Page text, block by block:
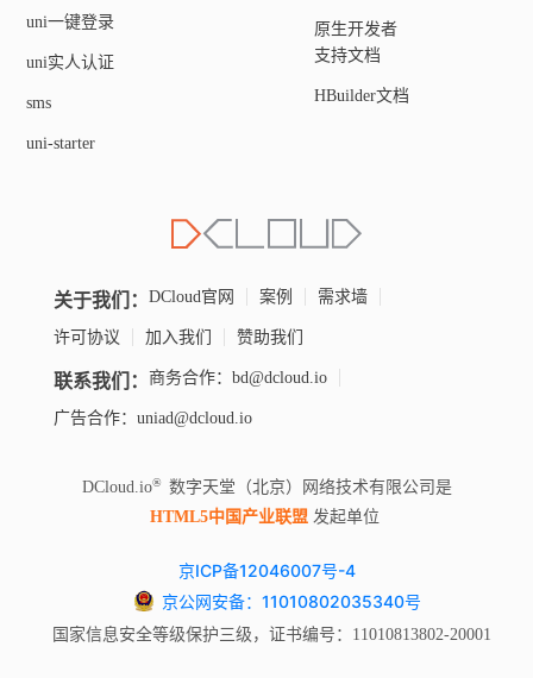
uni一键登录
uni实人认证
sms
uni-starter
原生开发者
支持文档
HBuilder文档
关于我们： DCloud官网 案例 需求墙
许可协议 加入我们 赞助我们
联系我们： 商务合作：bd@dcloud.io
广告合作：uniad@dcloud.io
DCloud.io
数字天堂（北京）网络技术有限公司是
HTML5中国产业联盟 发起单位
京ICP备12046007号-4
京公网安备：11010802035340号
国家信息安全等级保护三级，证书编号：11010813802-20001